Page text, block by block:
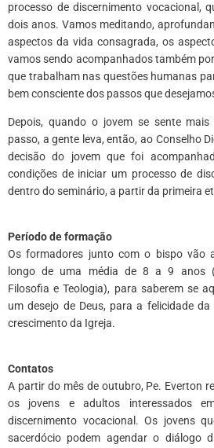
processo de discernimento vocacional,
dois anos. Vamos meditando,
aspectos da vida consagrada, os
vamos sendo acompanhados também
que trabalham nas questões humanas
bem consciente dos passos que
Depois, quando o jovem se sente
passo, a gente leva, então, ao Conselho
decisão do jovem que foi
condições de iniciar um processo de
dentro do seminário, a partir da primeira
Período de formação
Os formadores junto com o bispo vão
longo de uma média de 8 a 9 anos
Filosofia e Teologia), para saberem se
um desejo de Deus, para a felicidade
crescimento da Igreja.
Contatos
A partir do mês de outubro, Pe. Everton
os jovens e adultos interessados
discernimento vocacional. Os jovens
sacerdócio podem agendar o diálogo